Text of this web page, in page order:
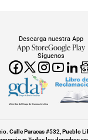
Síguenos
Descarga nuestra App
App StoreGoogle Play
Miembro del Grupo de Diarios América
Calle Paracas #532, Pueblo